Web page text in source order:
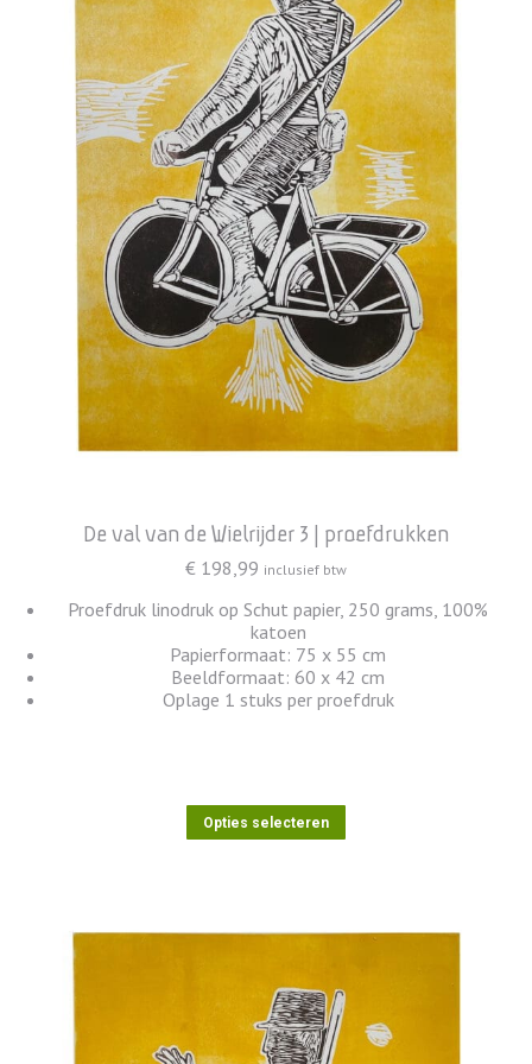
De val van de Wielrijder 3 | proefdrukken
€ 198,99 inclusief btw
Proefdruk linodruk op Schut papier, 250 grams, 100%
katoen
Papierformaat: 75 x 55 cm
Beeldformaat: 60 x 42 cm
Oplage 1 stuks per proefdruk
Opties selecteren
Dit
product
Deze
gekozen
worden